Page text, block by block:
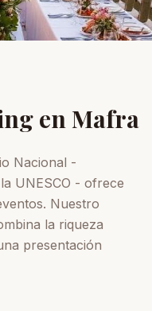
enMafra
Nacional -
UNESCO - ofrece
Nuestro
la riqueza
presentación